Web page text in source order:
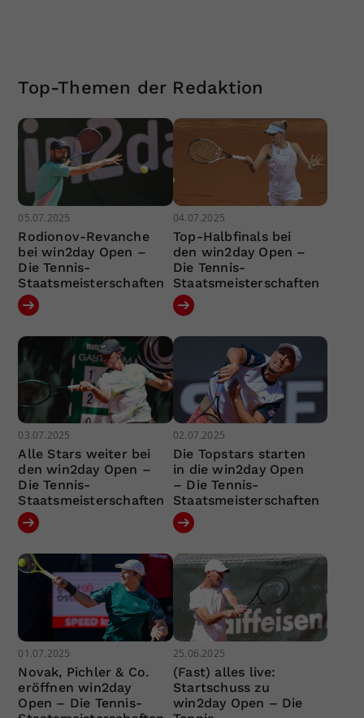
Top-Themen der Redaktion
05.07.2025
Rodionov-Revanche
bei win2day Open –
Die Tennis-
Staatsmeisterschaften
04.07.2025
Top-Halbfinals bei
den win2day Open –
Die Tennis-
Staatsmeisterschaften
03.07.2025
Alle Stars weiter bei
den win2day Open –
Die Tennis-
Staatsmeisterschaften
02.07.2025
Die Topstars starten
in die win2day Open
– Die Tennis-
Staatsmeisterschaften
01.07.2025
Novak, Pichler & Co.
eröffnen win2day
Open – Die Tennis-
25.06.2025
(Fast) alles live:
Startschuss zu
win2day Open – Die